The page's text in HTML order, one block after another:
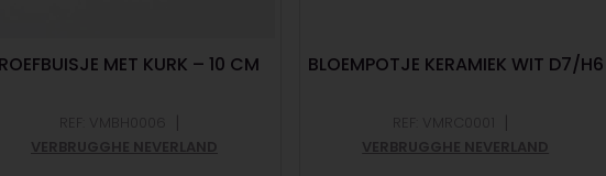
MET KURK – 10 CM
|
VERBRUGGHE NEVERLAND
BLOEMPOTJE KERAMIEK WIT D7/H6
|
VERBRUGGHE NEVERLAND